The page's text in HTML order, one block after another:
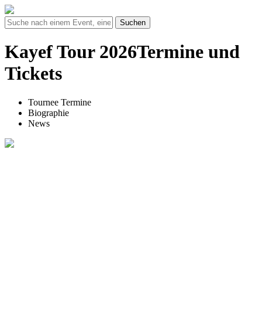
Suchen
Kayef Tour 2026Termine und
Tickets
Tournee Termine
Biographie
News